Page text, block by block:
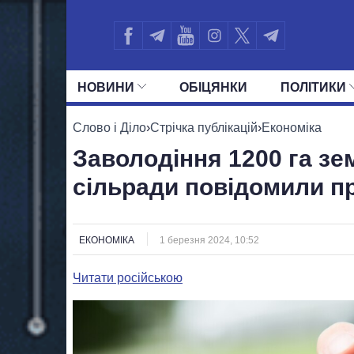
НОВИНИ ОБIЦЯНКИ ПОЛIТИКИ
УСІ ПОЛІТИКИ ПРЕЗИДЕНТ І ОФІС
Слово і Діло›Стрічка публікацій›Економіка
Заволодіння 1200 га
сільради повідомили
ЕКОНОМІКА 1 березня 2024, 10:52
Читати російською